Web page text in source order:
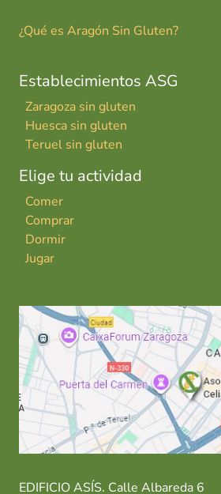
¿Qué es Aragón Sin Gluten?
Establecimientos ASG
Zaragoza sin gluten
Huesca sin gluten
Teruel sin gluten
Elige tu actividad
Comer
Comprar
Dormir
Jugar
EDIFICIO ASÍS. Calle Albareda 6